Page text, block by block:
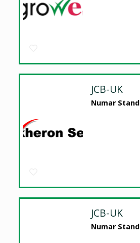
JCB-UK
Numar Stand
JCB-UK
Numar Stand